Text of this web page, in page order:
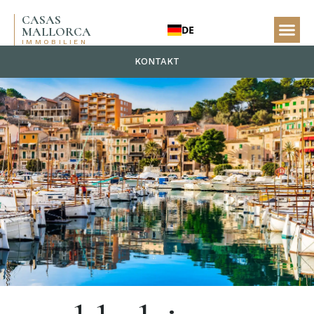
CASAS
MALLORCA
IMMOBILIEN
DE
KONTAKT